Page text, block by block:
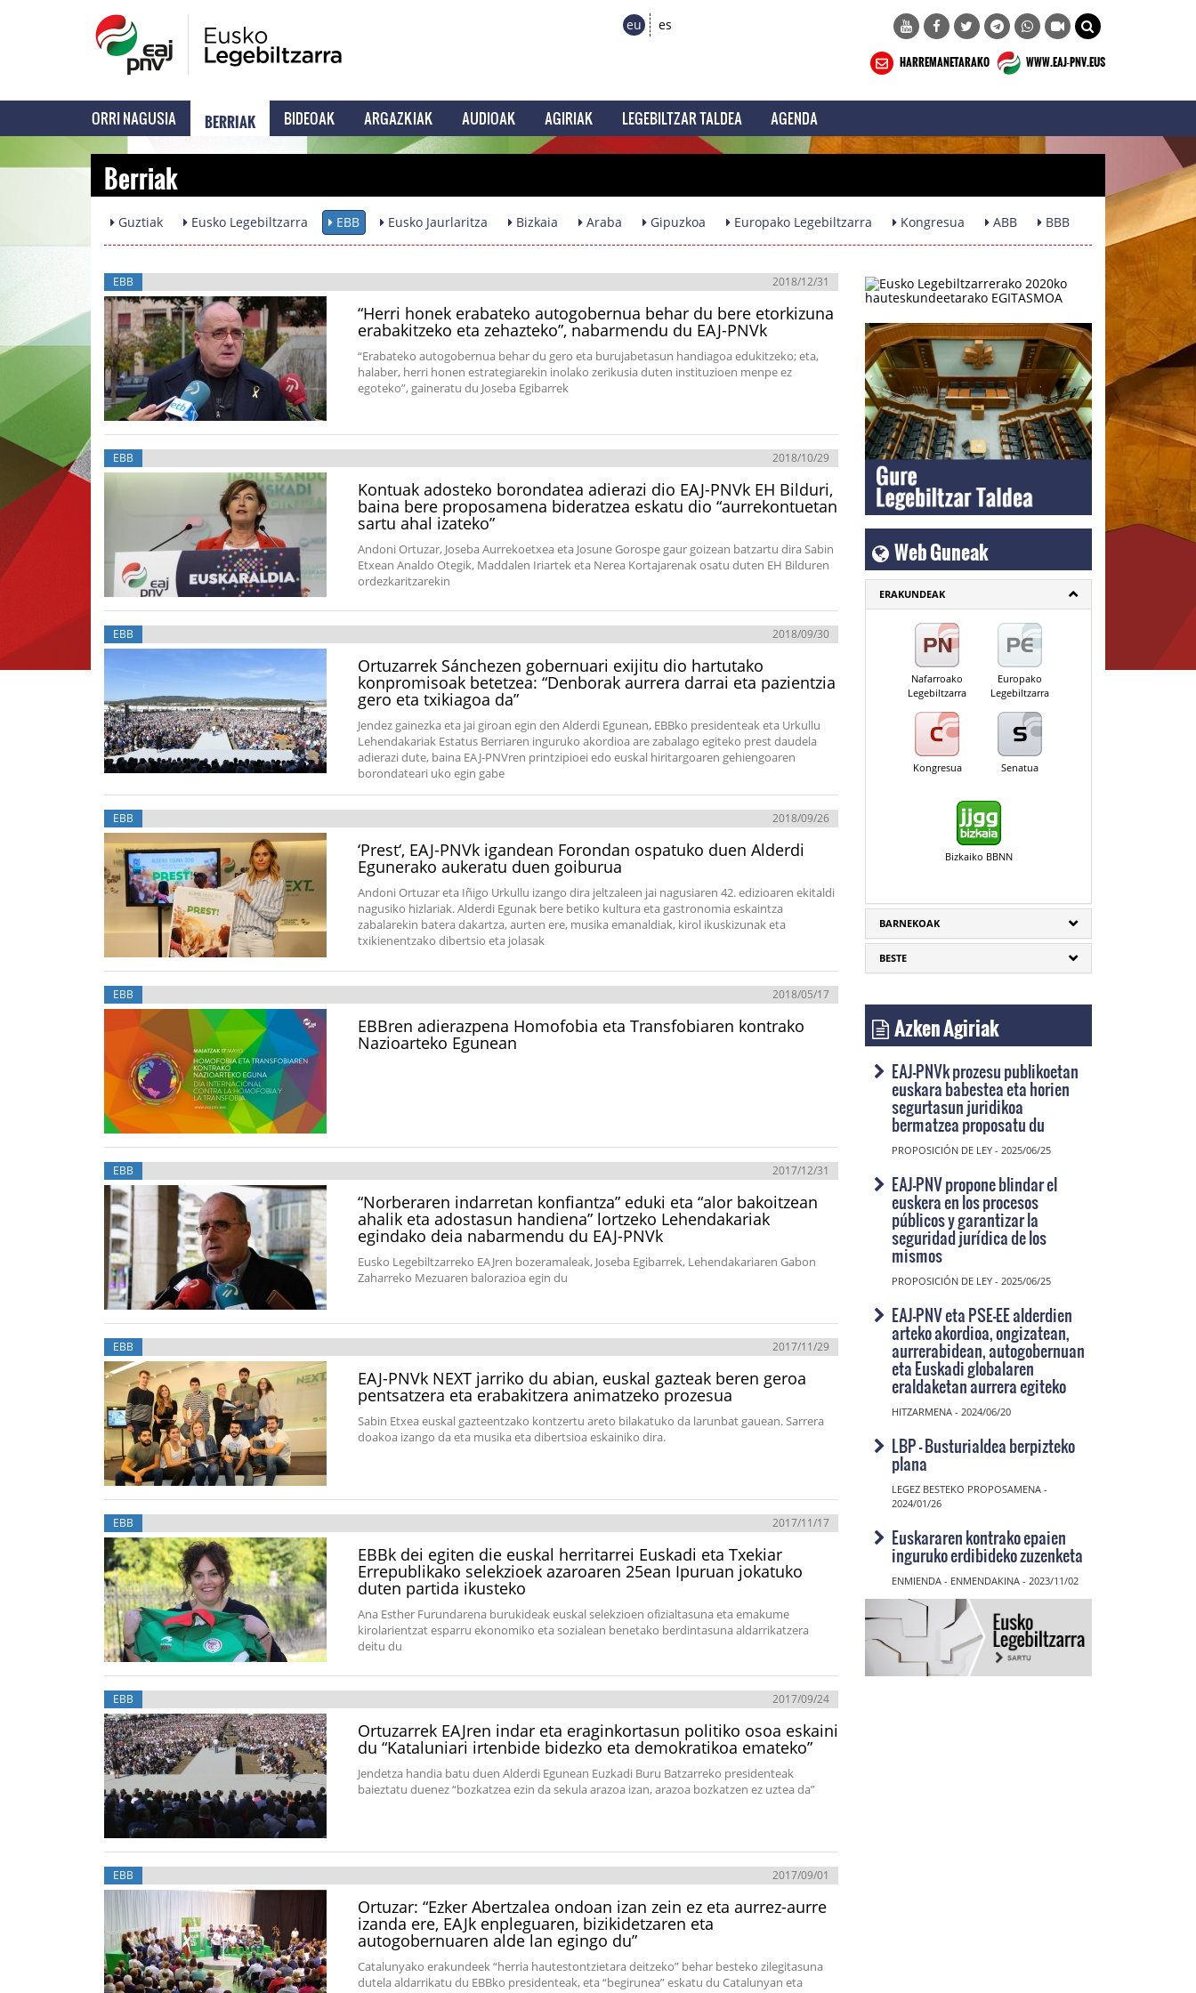
eu es
HARREMANETARAKO WWW.EAJ-PNV.EUS
ORRI NAGUSIA BERRIAK BIDEOAK ARGAZKIAK AUDIOAK AGIRIAK LEGEBILTZAR TALDEA AGENDA
Berriak
Guztiak Eusko Legebiltzarra EBB Eusko Jaurlaritza Bizkaia Araba Gipuzkoa Europako Legebiltzarra Kongresua ABB BBB
EBB 2018/12/31
“Herri honek erabateko autogobernua behar du bere etorkizuna
erabakitzeko eta zehazteko”, nabarmendu du EAJ-PNVk
“Erabateko autogobernua behar du gero eta burujabetasun handiagoa edukitzeko; eta,
halaber, herri honen estrategiarekin inolako zerikusia duten instituzioen menpe ez
egoteko”, gaineratu du Joseba Egibarrek
EBB 2018/10/29
Kontuak adosteko borondatea adierazi dio EAJ-PNVk EH Bilduri,
baina bere proposamena bideratzea eskatu dio “aurrekontuetan
sartu ahal izateko”
Andoni Ortuzar, Joseba Aurrekoetxea eta Josune Gorospe gaur goizean batzartu dira Sabin
Etxean Analdo Otegik, Maddalen Iriartek eta Nerea Kortajarenak osatu duten EH Bilduren
ordezkaritzarekin
EBB 2018/09/30
Ortuzarrek Sánchezen gobernuari exijitu dio hartutako
konpromisoak betetzea: “Denborak aurrera darrai eta pazientzia
gero eta txikiagoa da”
Jendez gainezka eta jai giroan egin den Alderdi Egunean, EBBko presidenteak eta Urkullu
Lehendakariak Estatus Berriaren inguruko akordioa are zabalago egiteko prest daudela
adierazi dute, baina EAJ-PNVren printzipioei edo euskal hiritargoaren gehiengoaren
borondateari uko egin gabe
EBB 2018/09/26
‘Prest‘, EAJ-PNVk igandean Forondan ospatuko duen Alderdi
Egunerako aukeratu duen goiburua
Andoni Ortuzar eta Iñigo Urkullu izango dira jeltzaleen jai nagusiaren 42. edizioaren ekitaldi
nagusiko hizlariak. Alderdi Egunak bere betiko kultura eta gastronomia eskaintza
zabalarekin batera dakartza, aurten ere, musika emanaldiak, kirol ikuskizunak eta
txikienentzako dibertsio eta jolasak
EBB 2018/05/17
EBBren adierazpena Homofobia eta Transfobiaren kontrako
Nazioarteko Egunean
EBB 2017/12/31
“Norberaren indarretan konfiantza” eduki eta “alor bakoitzean
ahalik eta adostasun handiena” lortzeko Lehendakariak
egindako deia nabarmendu du EAJ-PNVk
Eusko Legebiltzarreko EAJren bozeramaleak, Joseba Egibarrek, Lehendakariaren Gabon
Zaharreko Mezuaren balorazioa egin du
EBB 2017/11/29
EAJ-PNVk NEXT jarriko du abian, euskal gazteak beren geroa
pentsatzera eta erabakitzera animatzeko prozesua
Sabin Etxea euskal gazteentzako kontzertu areto bilakatuko da larunbat gauean. Sarrera
doakoa izango da eta musika eta dibertsioa eskainiko dira.
EBB 2017/11/17
EBBk dei egiten die euskal herritarrei Euskadi eta Txekiar
Errepublikako selekzioek azaroaren 25ean Ipuruan jokatuko
duten partida ikusteko
Ana Esther Furundarena burukideak euskal selekzioen ofizialtasuna eta emakume
kirolarientzat esparru ekonomiko eta sozialean benetako berdintasuna aldarrikatzera
deitu du
EBB 2017/09/24
Ortuzarrek EAJren indar eta eraginkortasun politiko osoa eskaini
du “Kataluniari irtenbide bidezko eta demokratikoa emateko”
Jendetza handia batu duen Alderdi Egunean Euzkadi Buru Batzarreko presidenteak
baieztatu duenez “bozkatzea ezin da sekula arazoa izan, arazoa bozkatzen ez uztea da”
EBB 2017/09/01
Ortuzar: “Ezker Abertzalea ondoan izan zein ez eta aurrez-aurre
izanda ere, EAJk enpleguaren, bizikidetzaren eta
autogobernuaren alde lan egingo du”
Catalunyako erakundeek “herria hautestontzietara deitzeko” behar besteko zilegitasuna
dutela aldarrikatu du EBBko presidenteak, eta “begirunea” eskatu du Catalunyan eta
Web Guneak
ERAKUNDEAK
Nafarroako
Legebiltzarra
Europako
Legebiltzarra
Kongresua Senatua
Bizkaiko BBNN
BARNEKOAK
BESTE
Azken Agiriak
EAJ-PNVk prozesu publikoetan
euskara babestea eta horien
segurtasun juridikoa
bermatzea proposatu du
PROPOSICIÓN DE LEY - 2025/06/25
EAJ-PNV propone blindar el
euskera en los procesos
públicos y garantizar la
seguridad jurídica de los
mismos
PROPOSICIÓN DE LEY - 2025/06/25
EAJ-PNV eta PSE-EE alderdien
arteko akordioa, ongizatean,
aurrerabidean, autogobernuan
eta Euskadi globalaren
eraldaketan aurrera egiteko
HITZARMENA - 2024/06/20
LBP - Busturialdea berpizteko
plana
LEGEZ BESTEKO PROPOSAMENA -
2024/01/26
Euskararen kontrako epaien
inguruko erdibideko zuzenketa
ENMIENDA - ENMENDAKINA - 2023/11/02